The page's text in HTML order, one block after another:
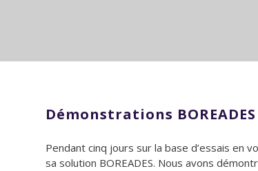
Démonstrations
Pendant cinq jours sur la base d’essais en
sa solution BOREADES. Nous avons